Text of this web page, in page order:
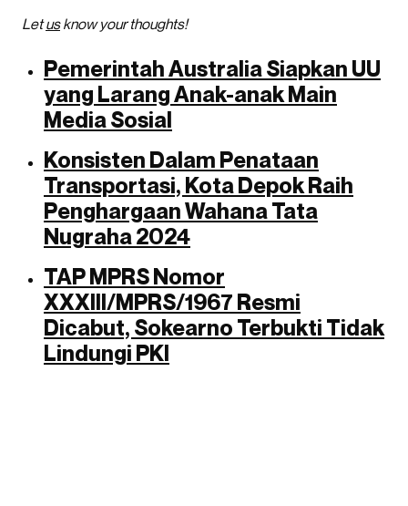
Letusknow your thoughts!
Pemerintah Australia Siapkan UU
yang Larang Anak-anak Main
Media Sosial
Konsisten Dalam Penataan
Transportasi, Kota Depok Raih
Penghargaan Wahana Tata
Nugraha 2024
TAP MPRS Nomor
XXXIII/MPRS/1967 Resmi
Dicabut, Sokearno Terbukti Tidak
Lindungi PKI